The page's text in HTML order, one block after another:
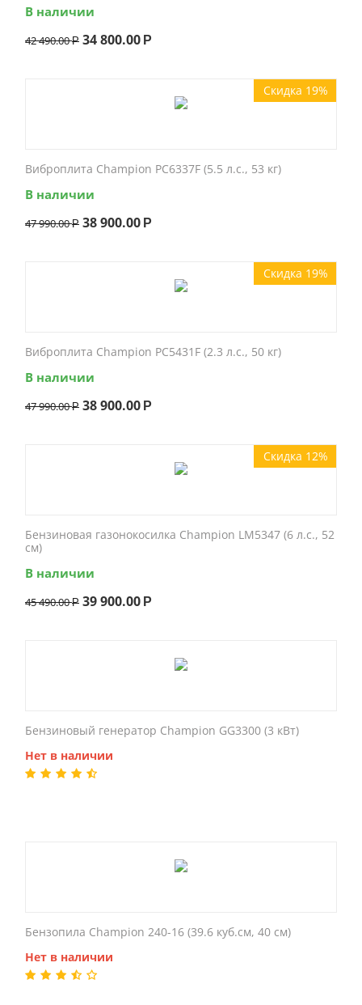
В наличии
42 490.00 Р 34 800.00 Р
Скидка 19%
Виброплита Champion PC6337F (5.5 л.с., 53 кг)
В наличии
47 990.00 Р 38 900.00 Р
Скидка 19%
Виброплита Champion PC5431F (2.3 л.с., 50 кг)
В наличии
47 990.00 Р 38 900.00 Р
Скидка 12%
Бензиновая газонокосилка Champion LM5347 (6 л.с., 52
см)
В наличии
45 490.00 Р 39 900.00 Р
Бензиновый генератор Champion GG3300 (3 кВт)
Нет в наличии
Бензопила Champion 240-16 (39.6 куб.см, 40 см)
Нет в наличии